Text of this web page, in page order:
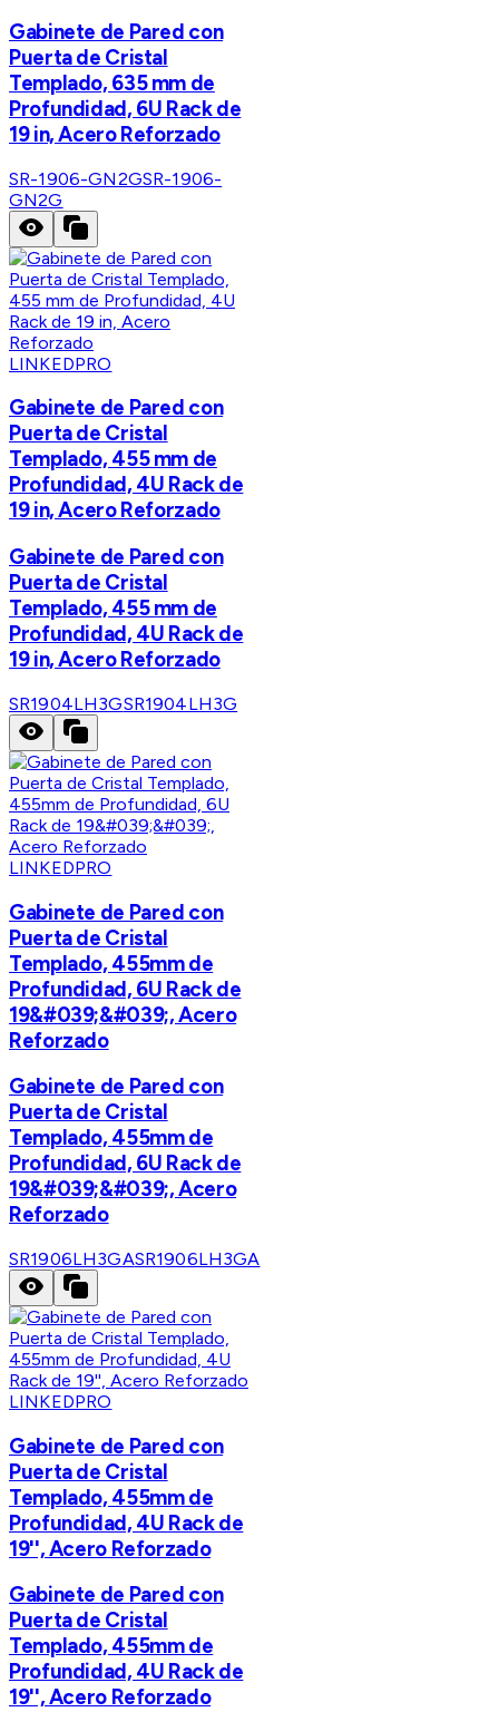
Gabinete de Pared con
Puerta de Cristal
Templado, 635 mm de
Profundidad, 6U Rack de
19 in, Acero Reforzado
SR-1906-GN2GSR-1906-
GN2G
LINKEDPRO
Gabinete de Pared con
Puerta de Cristal
Templado, 455 mm de
Profundidad, 4U Rack de
19 in, Acero Reforzado
Gabinete de Pared con
Puerta de Cristal
Templado, 455 mm de
Profundidad, 4U Rack de
19 in, Acero Reforzado
SR1904LH3GSR1904LH3G
LINKEDPRO
Gabinete de Pared con
Puerta de Cristal
Templado, 455mm de
Profundidad, 6U Rack de
19&#039;&#039;, Acero
Reforzado
Gabinete de Pared con
Puerta de Cristal
Templado, 455mm de
Profundidad, 6U Rack de
19&#039;&#039;, Acero
Reforzado
SR1906LH3GASR1906LH3GA
LINKEDPRO
Gabinete de Pared con
Puerta de Cristal
Templado, 455mm de
Profundidad, 4U Rack de
19'', Acero Reforzado
Gabinete de Pared con
Puerta de Cristal
Templado, 455mm de
Profundidad, 4U Rack de
19'', Acero Reforzado